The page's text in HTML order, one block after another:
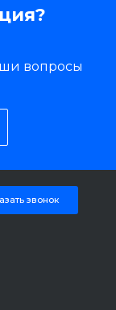
вопросы
звонок